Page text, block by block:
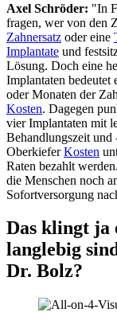
Axel Schröder: "In
fragen, wer von den
Zahnersatz oder eine
Implantate und
Lösung. Doch eine
Implantaten bedeutet
oder Monaten der
Kosten. Dagegen
vier Implantaten mit
Behandlungszeit
OberkieferKosten
Raten bezahlt
die Menschen noch
Sofortversorgung
Das klingt ja
langlebig
Dr. Bolz?